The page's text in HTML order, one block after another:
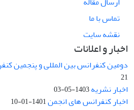
تماس با ما
نقشه سایت
اخبار و اعلانات
دومین کنفرانس بین المللی و پنجمین
21
اخبار نشریه1403-05-03
اخبار کنفرانس های انجمن1401-01-10